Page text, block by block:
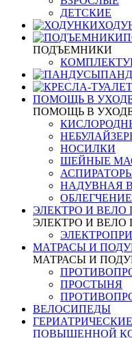
ДЕТСКИЕ
ПОДЪЕМНИКИ
ПОМОЩЬ В
ПОМОЩЬ В
НОСИЛКИ
ШЕЙНЫЕ
НАДУВНАЯ
ЭЛЕКТРО И ВЕЛО
ЭЛЕКТРО И ВЕЛО
МАТРАСЫ И
МАТРАСЫ И
ПРОСТЫНЯ
ВЕЛОСИПЕДЫ
ПОВЫШЕННОЙ